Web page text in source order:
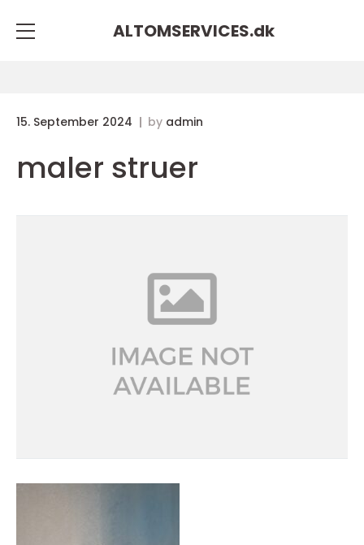
ALTOMSERVICES.dk
15. September 2024 by admin
maler struer